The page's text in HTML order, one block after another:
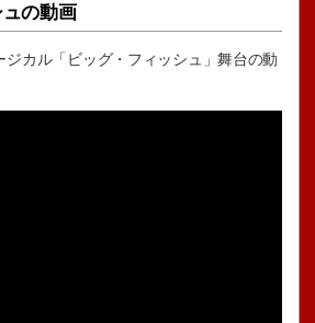
の動画
ジカル「ビッグ・フィッシュ」舞台の動